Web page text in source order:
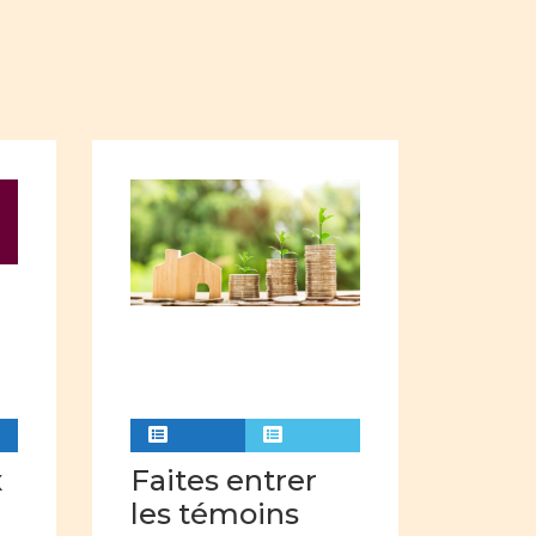
nel settore professionale
insegnamento
Comunicazione visiva
Faites entrer
les témoins